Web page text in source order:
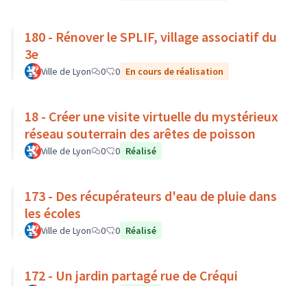
180 - Rénover le SPLIF, village associatif du
3e
Ville de Lyon 0 0 En cours de réalisation
18 - Créer une visite virtuelle du mystérieux
réseau souterrain des arêtes de poisson
Ville de Lyon 0 0 Réalisé
173 - Des récupérateurs d'eau de pluie dans
les écoles
Ville de Lyon 0 0 Réalisé
172 - Un jardin partagé rue de Créqui